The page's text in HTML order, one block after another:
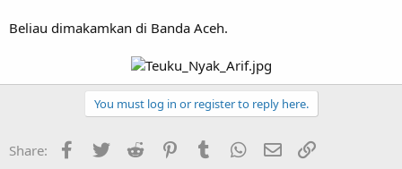
Beliau dimakamkan di Banda Aceh.
You must log in or register to reply here.
Share: Facebook
Twitter Reddit PinterestTumblr WhatsApp
Email